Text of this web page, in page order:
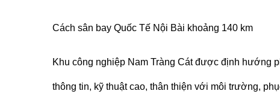
Cách sân bay Quốc Tế Nội Bài khoảng 140 km
Khu công nghiệp Nam Tràng Cát được định hướng
thông tin, kỹ thuật cao, thân thiện với môi trường,